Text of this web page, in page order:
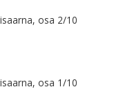
osa 2/10
osa 1/10